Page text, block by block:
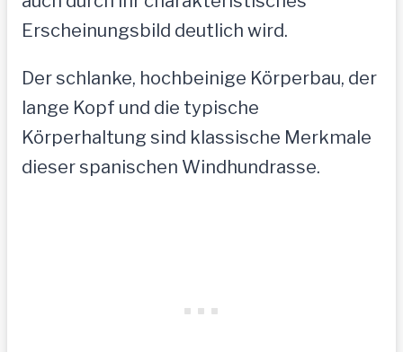
Erscheinungsbild deutlich wird.
Der schlanke, hochbeinige Körperbau, der
lange Kopf und die typische
Körperhaltung sind klassische Merkmale
dieser spanischen Windhundrasse.